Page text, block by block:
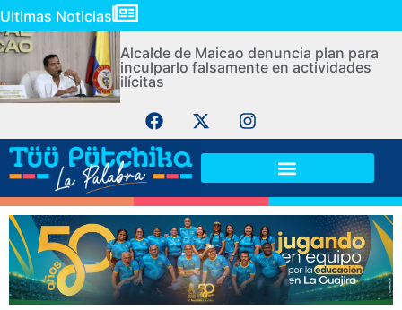
Ultimas Noticias
Alcalde de Maicao denuncia plan para
inculparlo falsamente en actividades
ilícitas